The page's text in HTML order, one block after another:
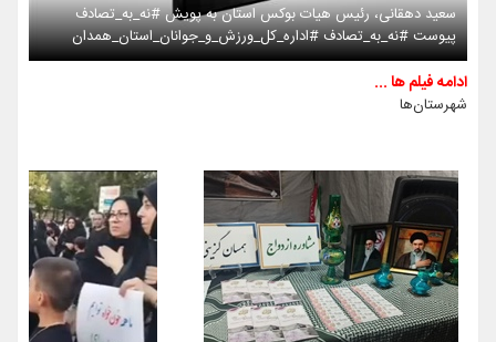
سعید دهقانی، رئیس هیات بوکس استان به پویش #نه_به_تصادف
پیوست #نه_به_تصادف #اداره_کل_ورزش_و_جوانان_استان_همدان
ادامه فیلم ها ...
شهرستان‌ها